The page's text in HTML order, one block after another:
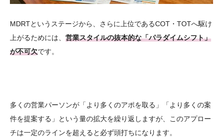
MDRTというステージから、さらに上位であるCOT・TOTへ駆け
上がるためには、 営業スタイルの抜本的な「パラダイムシフト」
が不可欠です。
多くの営業パーソンが「より多くのアポを取る」「より多くの案
件を提案する」という量の拡大を繰り返しますが、このアプロー
チは一定のラインを超えると必ず頭打ちになります。